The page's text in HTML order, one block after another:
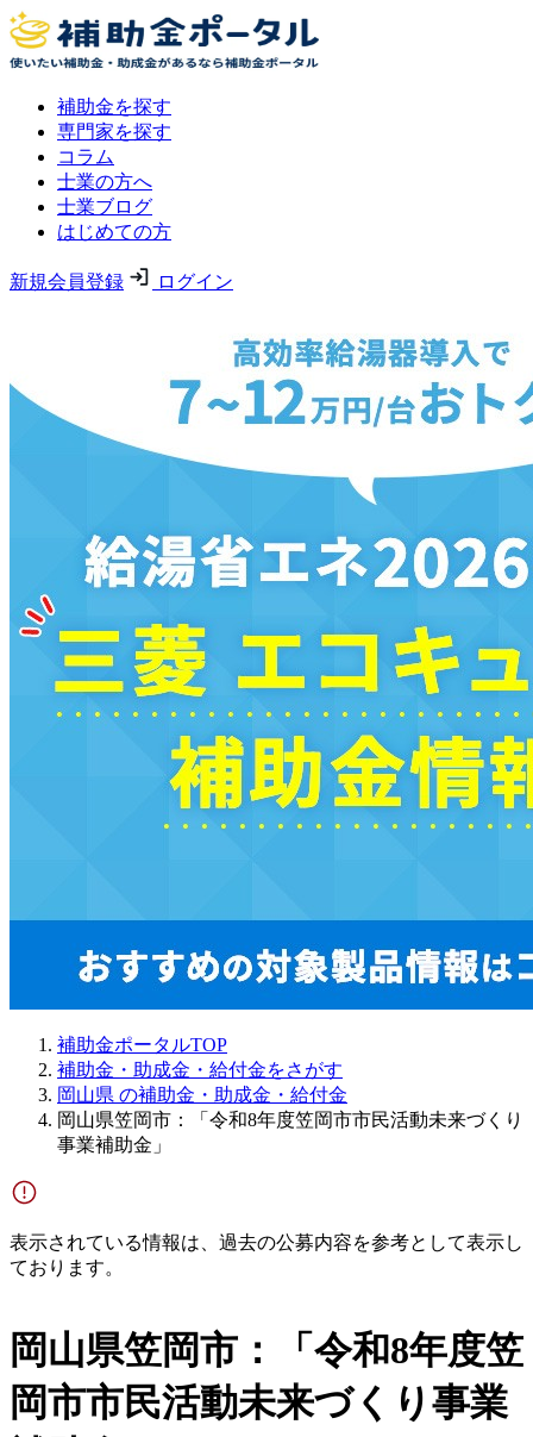
補助金を探す
専門家を探す
コラム
士業の方へ
士業ブログ
はじめての方
新規会員登録 ログイン
補助金ポータルTOP
補助金・助成金・給付金をさがす
岡山県 の補助金・助成金・給付金
岡山県笠岡市：「令和8年度笠岡市市民活動未来づくり
事業補助金」
表示されている情報は、過去の公募内容を参考として表示し
ております。
岡山県笠岡市：「令和8年度笠
岡市市民活動未来づくり事業